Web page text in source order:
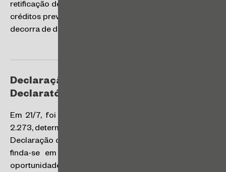
retificação de declaração para fins de compensação de
créditos previdenciários, desde que o direito creditório
decorra de decisão judicial transitada em julgado.
Declaração de ITR e dispensa de Ato
Declaratório Ambiental
Em 21/7, foi publicada a Instrução Normativa RFB nº
2.273, determinando que o prazo para apresentação da
Declaração de ITR inicia-se em 11 de agosto de 2025 e
finda-se em 30 de setembro de 2025. Na mesma
oportunidade, foi dispensada a informação sobre o Ato